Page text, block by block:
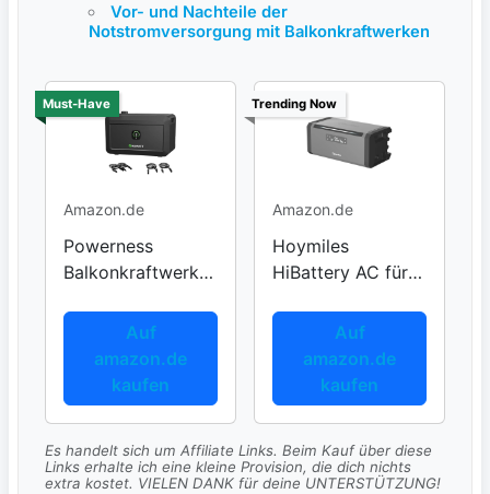
Vor- und Nachteile der
Notstromversorgung mit Balkonkraftwerken
Must-Have
Amazon.de
Powerness
Balkonkraftwerk
Auf
amazon.de
kaufen
Trending Now
Amazon.de
Hoymiles
HiBattery AC für
Auf
amazon.de
kaufen
Es handelt sich um Affiliate Links. Beim Kauf über diese
Links erhalte ich eine kleine Provision, die dich nichts
extra kostet. VIELEN DANK für deine UNTERSTÜTZUNG!